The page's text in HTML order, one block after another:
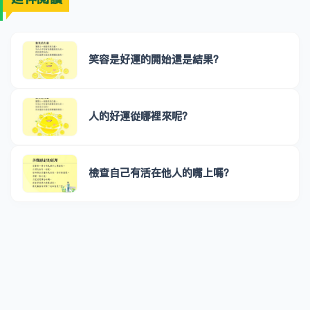
笑容是好運的開始還是結果？
人的好運從哪裡來呢？
檢查自己有活在他人的嘴上嗎？